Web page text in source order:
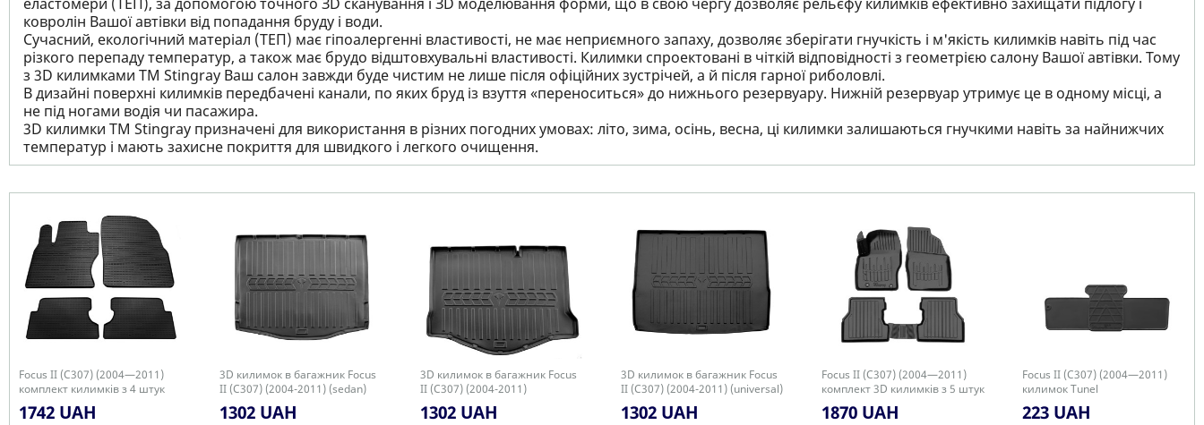
ковролін Вашої автівки від попадання бруду і води.
Сучасний, екологічний матеріал (ТЕП) має гіпоалергенні властивості, не має неприємного запаху, дозволяє зберігати гнучкість і м'якість килимків навіть під час
різкого перепаду температур, а також має брудо відштовхувальні властивості. Килимки спроектовані в чіткій відповідності з геометрією салону Вашої автівки. Тому
з 3D килимками TM Stingray Ваш салон завжди буде чистим не лише після офіційних зустрічей, а й після гарної риболовлі.
В дизайні поверхні килимків передбачені канали, по яких бруд із взуття «переноситься» до нижнього резервуару. Нижній резервуар утримує це в одному місці, а
не під ногами водія чи пасажира.
3D килимки TM Stingray призначені для використання в різних погодних умовах: літо, зима, осінь, весна, ці килимки залишаються гнучкими навіть за найнижчих
температур і мають захисне покриття для швидкого і легкого очищення.
Focus II (C307) (2004—2011)
комплект килимків з 4 штук
1742 UAH
3D килимок в багажник Focus
II (C307) (2004-2011) (sedan)
1302 UAH
3D килимок в багажник Focus
II (C307) (2004-2011)
(hatchback/smal spare wheel)
1302 UAH
3D килимок в багажник Focus
II (C307) (2004-2011) (universal)
1302 UAH
Focus II (C307) (2004—2011)
комплект 3D килимків з 5 штук
1870 UAH
Focus II (C307) (2004—2011)
килимок Tunel
223 UAH